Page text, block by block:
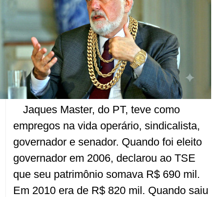
Jaques Master, do PT, teve como
empregos na vida operário, sindicalista,
governador e senador. Quando foi eleito
governador em 2006, declarou ao TSE
que seu patrimônio somava R$ 690 mil.
Em 2010 era de R$ 820 mil. Quando saiu